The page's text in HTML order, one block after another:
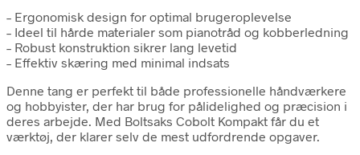
– Ergonomisk design for optimal brugeroplevelse
– Ideel til hårde materialer som pianotråd og kobberledning
– Robust konstruktion sikrer lang levetid
– Effektiv skæring med minimal indsats
Denne tang er perfekt til både professionelle håndværkere
og hobbyister, der har brug for pålidelighed og præcision i
deres arbejde. Med Boltsaks Cobolt Kompakt får du et
værktøj, der klarer selv de mest udfordrende opgaver.